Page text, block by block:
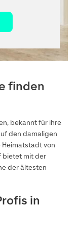
finden
bekannt für ihre
den damaligen
Heimatstadt von
bietet mit der
der ältesten
in